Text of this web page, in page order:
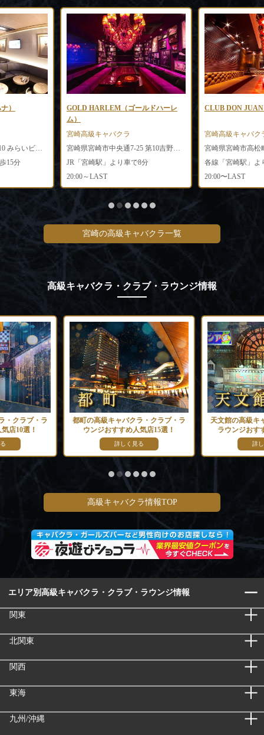
）
宮崎県宮崎市中央通2-10 みらいビル1F・2F
15分
GOLD HARLEM（ゴールドハーレ
ム）
宮崎高級キャバクラ
宮崎県宮崎市中央通7-25 第10吉野ビル5F
JR「宮崎駅」より車で8分
20:00～LAST
CLUB DON
宮崎高級キャバク
宮崎県宮崎市高松
各線「宮崎駅」よ
20:00〜LAST
宮崎の高級キャバクラ一覧
高級キャバクラ・クラブ・ラウンジ情報
・クラブ・ラ
店10選！
都町の高級キャバクラ・クラブ・ラ
ウンジおすすめ人気店15選！
詳しく見る
天文館の高級キ
ラウンジおす
詳
高級キャバクラ情報TOP
エリア別高級キャバクラ・クラブ・ラウンジ情報
関東
北関東
関西
東海
九州/沖縄